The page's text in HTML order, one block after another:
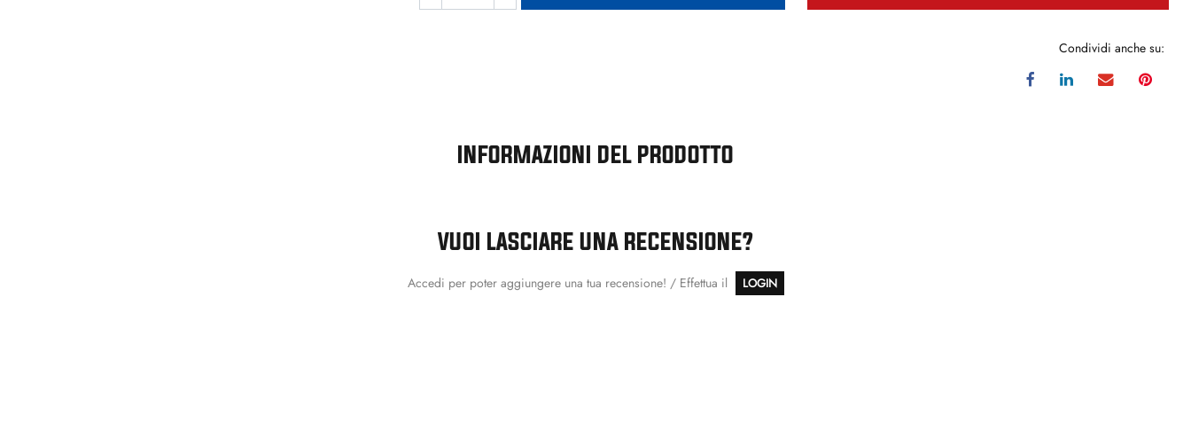
Condividi anche su:
INFORMAZIONI DEL PRODOTTO
VUOI LASCIARE UNA RECENSIONE?
Accedi per poter aggiungere una tua recensione! / Effettua il LOGIN